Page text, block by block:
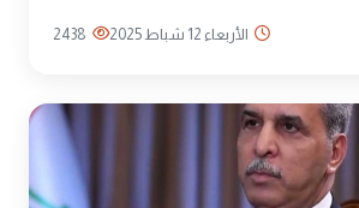
الأربعاء 12 شباط 2025 2438